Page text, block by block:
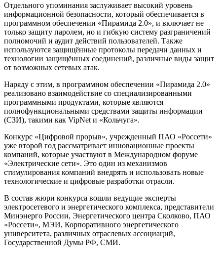
Отдельного упоминания заслуживает высокий уровень
информационной безопасности, который обеспечивается в
программном обеспечении «Пирамида 2.0», и включает не
только защиту паролем, но и гибкую систему разграничений
полномочий и аудит действий пользователей. Также
используются защищённые протоколы передачи данных и
технологии защищённых соединений, различные виды защит
от возможных сетевых атак.
Наряду с этим, в программном обеспечении «Пирамида 2.0»
реализовано взаимодействие со специализированными
программными продуктами, которые являются
полнофункциональными средствами защиты информации
(СЗИ), такими как VipNet и «Кольчуга».
Конкурс «Цифровой прорыв», учрежденный ПАО «Россети»
уже второй год рассматривает инновационные проекты
компаний, которые участвуют в Международном форуме
«Электрические сети». Это один из механизмов
стимулирования компаний внедрять и использовать новые
технологические и цифровые разработки отрасли.
В состав жюри конкурса вошли ведущие эксперты
электросетевого и энергетического комплекса, представители
Минэнерго России, Энергетического центра Сколково, ПАО
«Россети», МЭИ, Корпоративного энергетического
университета, различных отраслевых ассоциаций,
Государственной Думы РФ, СМИ.